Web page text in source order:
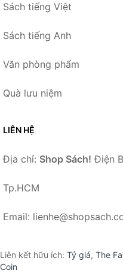
Sách tiếng Việt
Sách tiếng Anh
Văn phòng phẩm
Quà lưu niệm
LIÊN HỆ
Địa chỉ: Shop Sách! Điện
Tp.HCM
Email:
Liên kết hữu ích: Tỷ giá, The
Coin